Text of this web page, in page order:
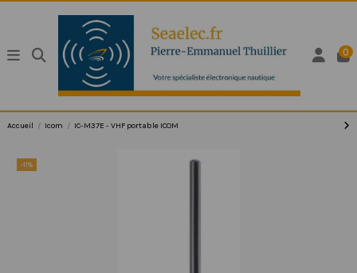
0
Accueil Icom IC-M37E - VHF portable ICOM
-11%